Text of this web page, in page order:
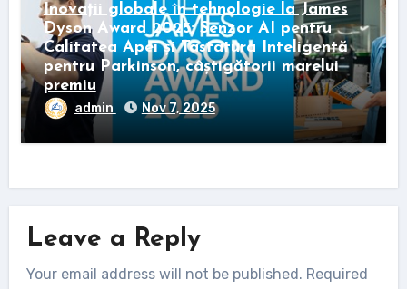
Inovații globale în tehnologie la James
Dyson Award 2025: Senzor AI pentru
Calitatea Apei și Tastatura Inteligentă
pentru Parkinson, câștigătorii marelui
premiu
admin Nov 7, 2025
Leave a Reply
Your email address will not be published. Required